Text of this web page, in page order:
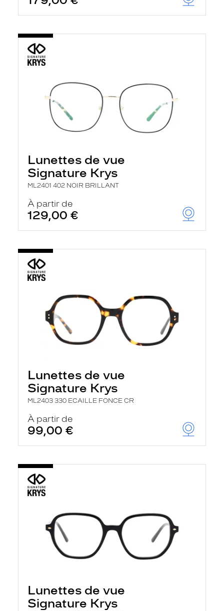
Lunettes de vue
Signature Krys
ML2401 402 NOIR BRILLANT
À partir de
129,00 €
Lunettes de vue
Signature Krys
ML2403 330 ECAILLE FONCE CR
À partir de
99,00 €
Lunettes de vue
Signature Krys